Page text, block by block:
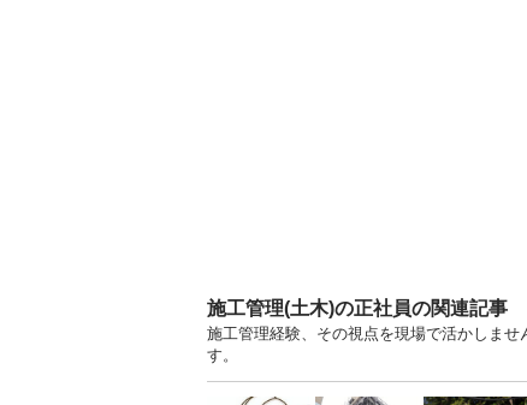
施工管理(土木)の正社員の関連記事
施工管理経験、その視点を現場で活かしま
す。